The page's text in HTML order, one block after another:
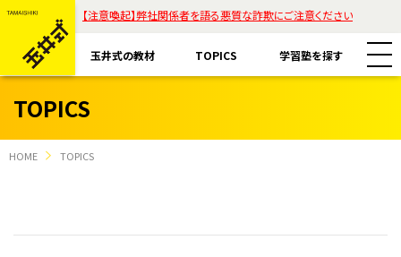
【注意喚起】弊社関係者を語る悪質な詐欺にご注意ください
玉井式の教材 TOPICS 学習塾を探す
TOPICS
HOME TOPICS